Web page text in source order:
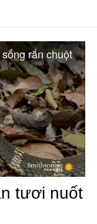
rắn chuột
tươi nuốt